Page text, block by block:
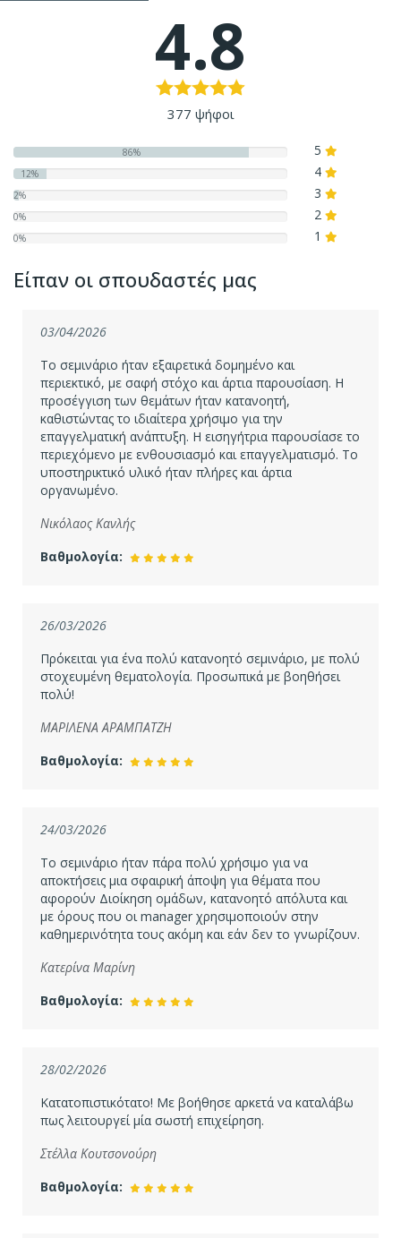
4.8
377 ψήφοι
86% 5
12% 4
2% 3
0% 2
0% 1
Είπαν οι σπουδαστές μας
03/04/2026
Το σεμινάριο ήταν εξαιρετικά δομημένο και
περιεκτικό, με σαφή στόχο και άρτια παρουσίαση. Η
προσέγγιση των θεμάτων ήταν κατανοητή,
καθιστώντας το ιδιαίτερα χρήσιμο για την
επαγγελματική ανάπτυξη. Η εισηγήτρια παρουσίασε το
περιεχόμενο με ενθουσιασμό και επαγγελματισμό. Το
υποστηρικτικό υλικό ήταν πλήρες και άρτια
οργανωμένο.
Νικόλαος Κανλής
Βαθμολογία:
26/03/2026
Πρόκειται για ένα πολύ κατανοητό σεμινάριο, με πολύ
στοχευμένη θεματολογία. Προσωπικά με βοηθήσει
πολύ!
ΜΑΡΙΛΕΝΑ ΑΡΑΜΠΑΤΖΗ
Βαθμολογία:
24/03/2026
Το σεμινάριο ήταν πάρα πολύ χρήσιμο για να
αποκτήσεις μια σφαιρική άποψη για θέματα που
αφορούν Διοίκηση ομάδων, κατανοητό απόλυτα και
με όρους που οι manager χρησιμοποιούν στην
καθημερινότητα τους ακόμη και εάν δεν το γνωρίζουν.
Κατερίνα Μαρίνη
Βαθμολογία:
28/02/2026
Κατατοπιστικότατο! Με βοήθησε αρκετά να καταλάβω
πως λειτουργεί μία σωστή επιχείρηση.
Στέλλα Κουτσονούρη
Βαθμολογία: